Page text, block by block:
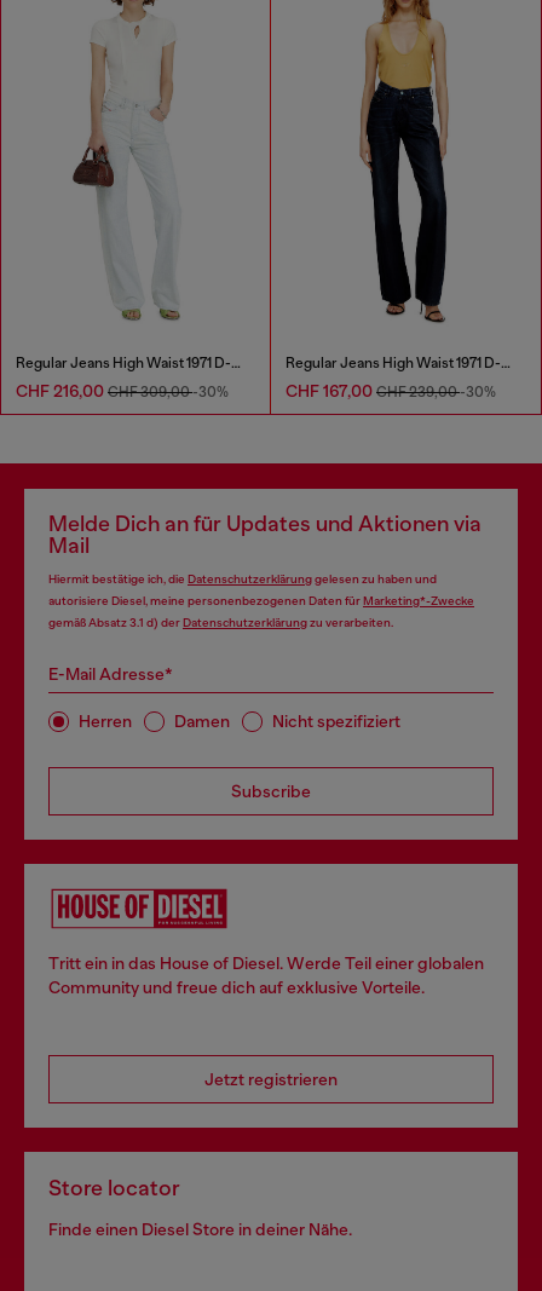
Regular Jeans High Waist 1971 D-Sent
CHF 216,00 CHF 309,00-30%
Regular Jeans High Waist 1971 D-Sent
CHF 167,00 CHF 239,00-30%
Melde Dich an für Updates und Aktionen via
Mail
Hiermit bestätige ich, die Datenschutzerklärunggelesen zu haben und
autorisiere Diesel, meine personenbezogenen Daten fürMarketing*-Zwecke
gemäß Absatz 3.1 d) derDatenschutzerklärungzu verarbeiten.
E-Mail Adresse*
Herren Damen Nicht spezifiziert
Subscribe
Tritt ein in das House of Diesel. Werde Teil einer globalen
Community und freue dich auf exklusive Vorteile.
Jetzt registrieren
Store locator
Finde einen Diesel Store in deiner Nähe.